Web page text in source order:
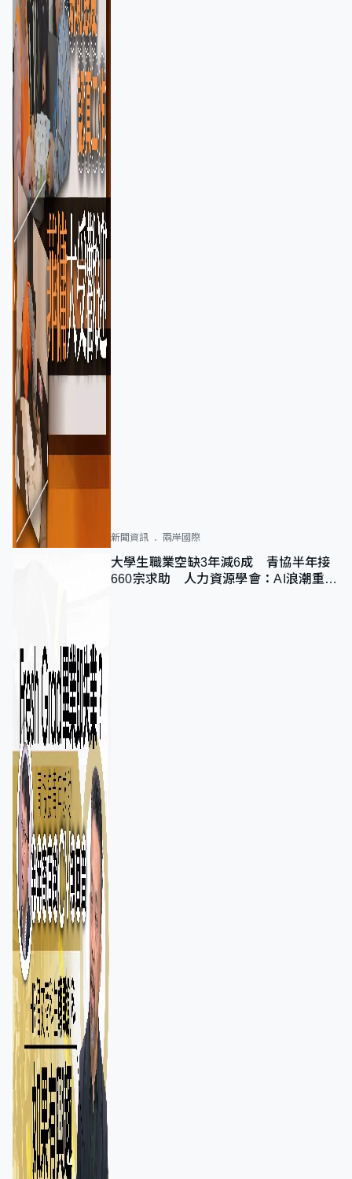
新聞資訊 兩岸國際
大學生職業空缺3年減6成 青協半年接
660宗求助 人力資源學會：AI浪潮重整